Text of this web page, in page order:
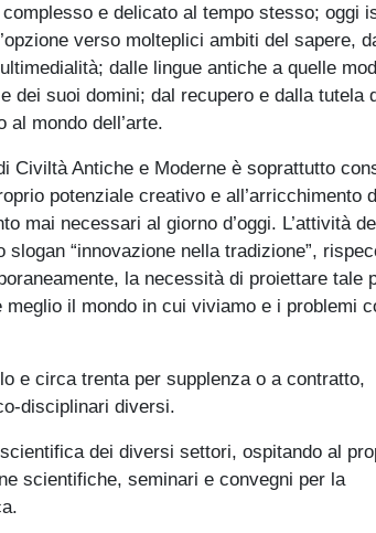
e delicato al tempo stesso; oggi
verso molteplici ambiti del sapere,
dalle lingue antiche a quelle
dei suoi domini; dal recupero e dalla tutela
mondo dell’arte.
Antiche e Moderne è soprattutto
potenziale creativo e all’arricchimento
mai necessari al giorno d’oggi. L’attività
“innovazione nella tradizione”,
la necessità di proiettare tale
il mondo in cui viviamo e i problemi
e circa trenta per supplenza o a contratto,
disciplinari diversi.
dei diversi settori, ospitando al
scientifiche, seminari e convegni per la